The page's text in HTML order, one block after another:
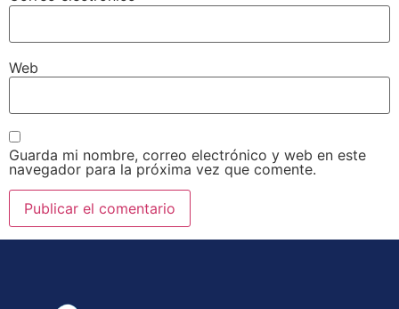
Web
Guarda mi nombre, correo electrónico y web en este
navegador para la próxima vez que comente.